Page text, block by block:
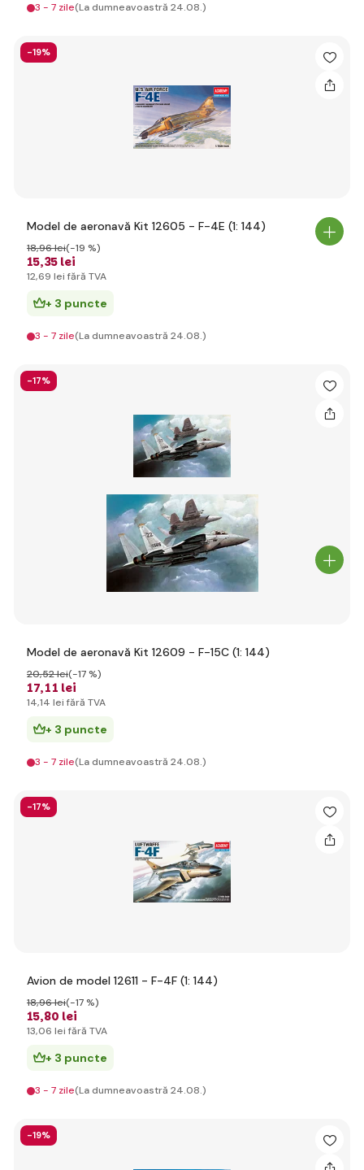
3 - 7 zile(La dumneavoastră 24.08.)
-19%
Model de aeronavă Kit 12605 - F-4E (1: 144)
15,35 lei
18,96 lei(-19 %)
12,69 lei fără TVA
+ 3 puncte
3 - 7 zile(La dumneavoastră 24.08.)
-17%
Model de aeronavă Kit 12609 - F-15C (1: 144)
17,11 lei
20,52 lei(-17 %)
14,14 lei fără TVA
+ 3 puncte
3 - 7 zile(La dumneavoastră 24.08.)
-17%
Avion de model 12611 - F-4F (1: 144)
15,80 lei
18,96 lei(-17 %)
13,06 lei fără TVA
+ 3 puncte
3 - 7 zile(La dumneavoastră 24.08.)
-19%